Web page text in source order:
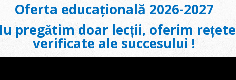
Oferta educațională 2026-2027
pregătim doar lecții, oferim rețete
verificate ale succesului !